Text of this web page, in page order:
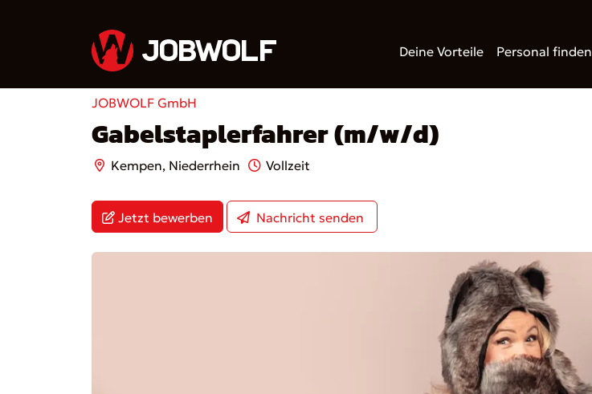
Deine Vorteile Personal finden
JOBWOLF GmbH
Gabelstaplerfahrer (m/w/d)
Kempen, Niederrhein Vollzeit
Jetzt bewerben Nachricht senden